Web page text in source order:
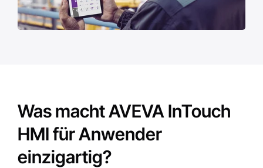
Was macht AVEVA InTouch
HMI für Anwender
einzigartig?